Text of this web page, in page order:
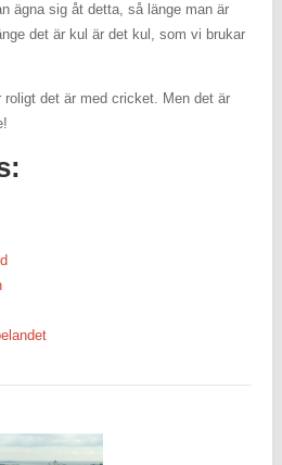
ägna sig åt detta, så länge man är
det är kul är det kul, som vi brukar
det är med cricket. Men det är